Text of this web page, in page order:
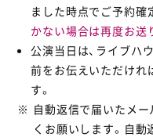
ました時点でご予約確
かない場合は再度お送
公演当日は、ライブハ
前をお伝えいただけれ
す。
自動返信で届いたメ
くお願いします。自